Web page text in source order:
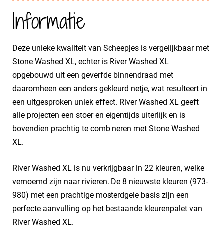
Informatie
Deze unieke kwaliteit van Scheepjes is vergelijkbaar met
Stone Washed XL, echter is River Washed XL
opgebouwd uit een geverfde binnendraad met
daaromheen een anders gekleurd netje, wat resulteert in
een uitgesproken uniek effect. River Washed XL geeft
alle projecten een stoer en eigentijds uiterlijk en is
bovendien prachtig te combineren met Stone Washed
XL.
River Washed XL is nu verkrijgbaar in 22 kleuren, welke
vernoemd zijn naar rivieren. De 8 nieuwste kleuren (973-
980) met een prachtige mosterdgele basis zijn een
perfecte aanvulling op het bestaande kleurenpalet van
River Washed XL.